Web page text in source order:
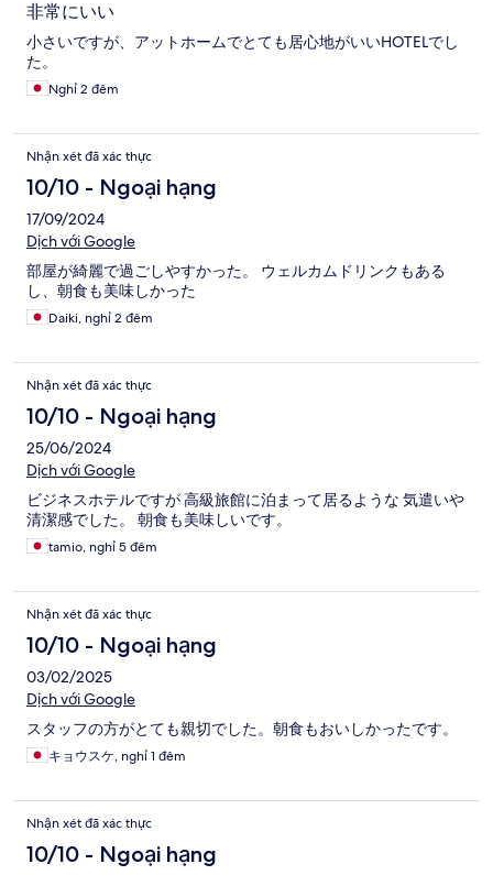
非常にいい
小さいですが、アットホームでとても居心地がいいHOTELでし
た。
Nghỉ 2 đêm
Nhận xét đã xác thực
10/10 - Ngoại hạng
17/09/2024
Dịch với Google
部屋が綺麗で過ごしやすかった。 ウェルカムドリンクもある
し、朝食も美味しかった
Daiki, nghỉ 2 đêm
Nhận xét đã xác thực
10/10 - Ngoại hạng
25/06/2024
Dịch với Google
ビジネスホテルですが 高級旅館に泊まって居るような 気遣いや
清潔感でした。 朝食も美味しいです。
tamio, nghỉ 5 đêm
Nhận xét đã xác thực
10/10 - Ngoại hạng
03/02/2025
Dịch với Google
スタッフの方がとても親切でした。朝食もおいしかったです。
キョウスケ, nghỉ 1 đêm
Nhận xét đã xác thực
10/10 - Ngoại hạng